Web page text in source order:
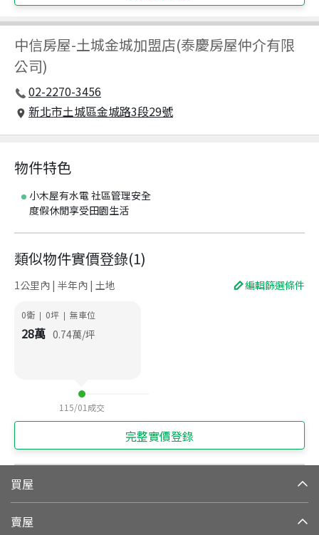
中信房屋-土城金城加盟店(泰慶房屋仲介有限
公司)
02-2270-3456
新北市土城區金城路3段29號
物件特色
小木屋有水電 社區管理安全
度假休閒享受田園生活
類似物件實價登錄(1)
1公里內 | 半年內 | 土地 編輯篩選條件
0衛 | 0坪 | 無車位
28萬 0.74萬/坪
115/01 成交
完整實價登錄
買屋
賣屋